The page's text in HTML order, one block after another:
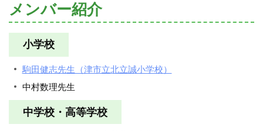
メンバー紹介
小学校
駒田健志先生（津市立北立誠小学校）
中村数理先生
中学校・高等学校